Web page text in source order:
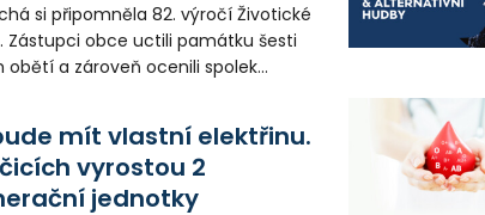
si připomněla 82. výročí Životické
Zástupci obce uctili památku šesti
obětí a zároveň ocenili spolek
mít vlastní elektřinu.
vyrostou 2
jednotky